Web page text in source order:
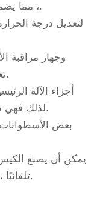
، مما يضمن تموضعًا دقيقًا ومستقرًا لطول الكيس.
تعمل باللمس ، الآلة سهلة التشغيل للغاية.
SUS304 ، لذلك فهي تضمن إخراج منتجات النظافة.
تلقائيًا ، مما يحسن بشكل كبير من كفاءة العمل.